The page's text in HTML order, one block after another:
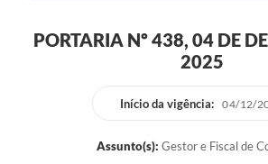
PORTARIA Nº 438, 04 DE
2025
Início da vigência: 04/12/
Assunto(s): Gestor e Fiscal de